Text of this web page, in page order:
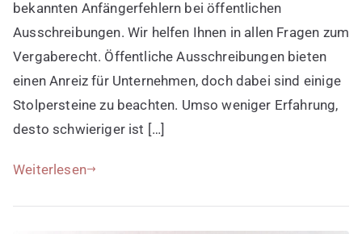
bekannten Anfängerfehlern bei öffentlichen
Ausschreibungen. Wir helfen Ihnen in allen Fragen zum
Vergaberecht. Öffentliche Ausschreibungen bieten
einen Anreiz für Unternehmen, doch dabei sind einige
Stolpersteine zu beachten. Umso weniger Erfahrung,
desto schwieriger ist […]
Weiterlesen